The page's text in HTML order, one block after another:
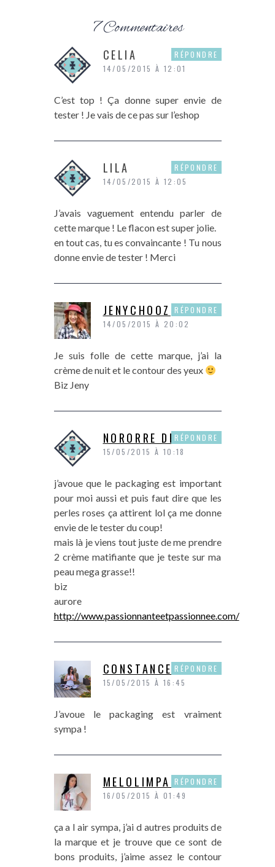
7 Commentaires
CELIA
14/05/2015 À 12:01
C’est top ! Ça donne super envie de
tester ! Je vais de ce pas sur l’eshop
RÉPONDRE
LILA
14/05/2015 À 12:05
J’avais vaguement entendu parler de
cette marque ! Le flacon est super jolie.
en tout cas, tu es convaincante ! Tu nous
donne envie de tester ! Merci
RÉPONDRE
JENYCHOOZ
14/05/2015 À 20:02
Je suis folle de cette marque, j’ai la
crème de nuit et le contour des yeux
Biz Jeny
RÉPONDRE
NORORRE DE P&P
15/05/2015 À 10:18
j’avoue que le packaging est important
pour moi aussi et puis faut dire que les
perles roses ça attirent lol ça me donne
envie de le tester du coup!
mais là je viens tout juste de me prendre
2 crème matifiante que je teste sur ma
peau mega grasse!!
biz
aurore
http://www.passionnanteetpassionnee.com/
RÉPONDRE
CONSTANCE
15/05/2015 À 16:45
J’avoue le packaging est vraiment
sympa !
RÉPONDRE
MELOLIMPARFAITE
16/05/2015 À 01:49
ça a l air sympa, j’ai d autres produits de
la marque et je trouve que ce sont de
bons produits, j’aime assez le contour
RÉPONDRE